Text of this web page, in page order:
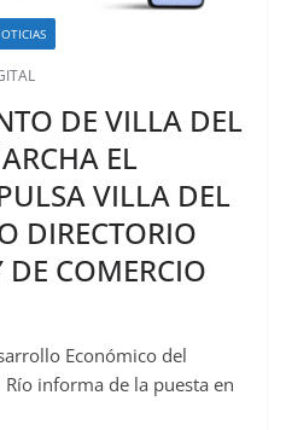
DE VILLA DEL
EL
VILLA DEL
DIRECTORIO
DE COMERCIO
Económico del
informa de la puesta en